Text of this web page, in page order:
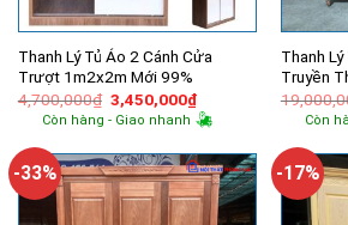
Thanh Lý Tủ Áo 2 Cánh Cửa
Trượt 1m2x2m Mới 99%
4,700,000₫ Giá
gốc
là:
3,450,000₫Giá
hiện
tại
3,450,000₫.
Còn hàng - Giao nhanh
Thanh
Truyền
Còn
-33% -17%